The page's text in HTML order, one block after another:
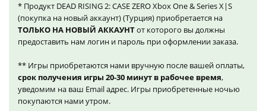
* Продукт DEAD RISING 2: CASE ZERO Xbox One & Series X|S
(покупка на новый аккаунт) (Турция) приобретается на
ТОЛЬКО НА НОВЫЙ АККАУНТот которого вы должны
предоставить нам логин и пароль при оформлении заказа.
** Игры приобретаются нами вручную после вашей оплаты,
срок получения игры 20-30 минут в рабочее время,
уведомим на ваш Email адрес. Игры приобретенные ночью
покупаются нами утром.